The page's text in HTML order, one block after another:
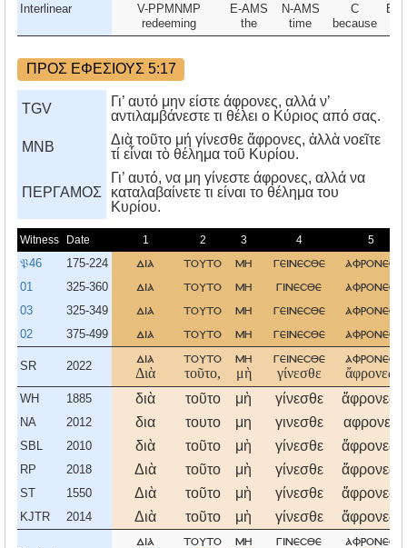
Interlinear
V-PPMNMP
redeeming
E-AMS
the
N-AMS
time
C
because
E-
ΠΡΟΣ ΕΦΕΣΙΟΥΣ 5:17
TGV
Γι’ αυτό μην είστε άφρονες, αλλά ν’
αντιλαμβάνεστε τι θέλει ο Κύριος από σας.
MNB
Διὰ τοῦτο μή γίνεσθε ἄφρονες, ἀλλὰ νοεῖτε
τί εἶναι τὸ θέλημα τοῦ Κυρίου.
ΠΕΡΓΑΜΟΣ
Γι’ αυτό, να μη γίνεστε άφρονες, αλλά να
καταλαβαίνετε τι είναι το θέλημα του
Kυρίου.
Witness Date 1 2 3 4 5
𝔓46 175-224 δια τουτο μη γεινεσθε αφρονεσ
01 325-360 δια τουτο μη γινεσθε αφρονεσ
03 325-349 δια τουτο μη γεινεσθε αφρονεσ
02 375-499 δια τουτο μη γεινεσθε αφρονεσ
SR 2022
δια
Διὰ
τουτο
τοῦτο,
μη
μὴ
γεινεσθε
γίνεσθε
αφρονεσ
ἄφρονες,
WH 1885 διὰ τοῦτο μὴ γίνεσθε ἄφρονες,
NA 2012 δια τουτο μη γινεσθε αφρονες
SBL 2010 διὰ τοῦτο μὴ γίνεσθε ἄφρονες,
RP 2018 Διὰ τοῦτο μὴ γίνεσθε ἄφρονες,
ST 1550 Διὰ τοῦτο μὴ γίνεσθε ἄφρονες,
KJTR 2014 Διὰ τοῦτο μὴ γίνεσθε ἄφρονες,
δια τουτο μη γινεσθε αφρονεσ